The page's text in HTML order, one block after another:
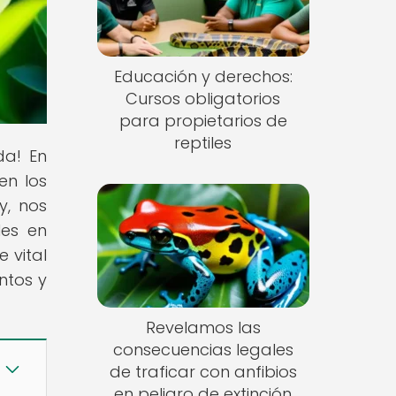
En
los
nos
en
vital
y
Educación y derechos:
Cursos obligatorios
para propietarios de
reptiles
Revelamos las
consecuencias legales
de traficar con anfibios